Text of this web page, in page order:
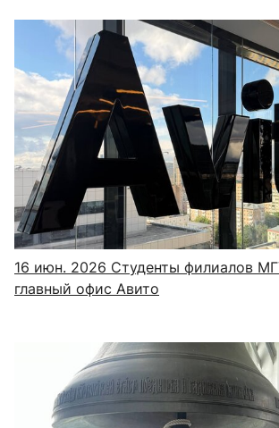
16 июн. 2026 Студенты филиалов
главный офис Авито